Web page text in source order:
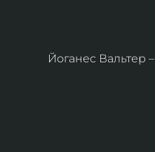
Йоганес Вальтер –